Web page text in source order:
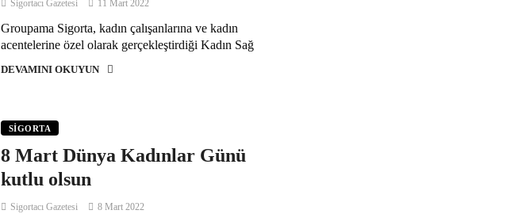
Sigortacı Gazetesi 11 Mart 2022
Groupama Sigorta, kadın çalışanlarına ve kadın
acentelerine özel olarak gerçekleştirdiği Kadın Sağ
DEVAMINI OKUYUN
SIGORTA
8 Mart Dünya Kadınlar Günü
kutlu olsun
Sigortacı Gazetesi 8 Mart 2022